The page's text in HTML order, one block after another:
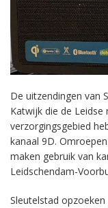
De uitzendingen van
Katwijk die de
verzorgingsgebied
kanaal 9D.
maken gebruik van
Leidschendam-
Sleutelstad